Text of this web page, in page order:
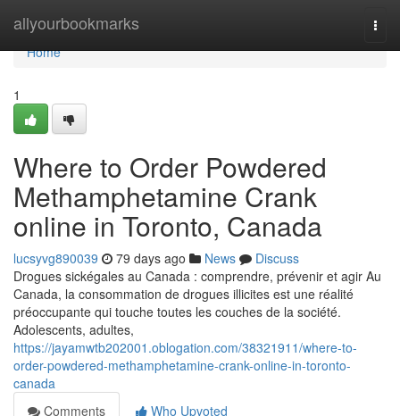
allyourbookmarks
Home
Home
1
Where to Order Powdered
Methamphetamine Crank
online in Toronto, Canada
lucsyvg890039 79 days ago News
Discuss
Drogues sickégales au Canada : comprendre, prévenir et agir Au
Canada, la consommation de drogues illicites est une réalité
préoccupante qui touche toutes les couches de la société.
Adolescents, adultes,
https://jayamwtb202001.oblogation.com/38321911/where-to-
order-powdered-methamphetamine-crank-online-in-toronto-
canada
Comments
Who Upvoted